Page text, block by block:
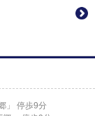
」 停歩9分